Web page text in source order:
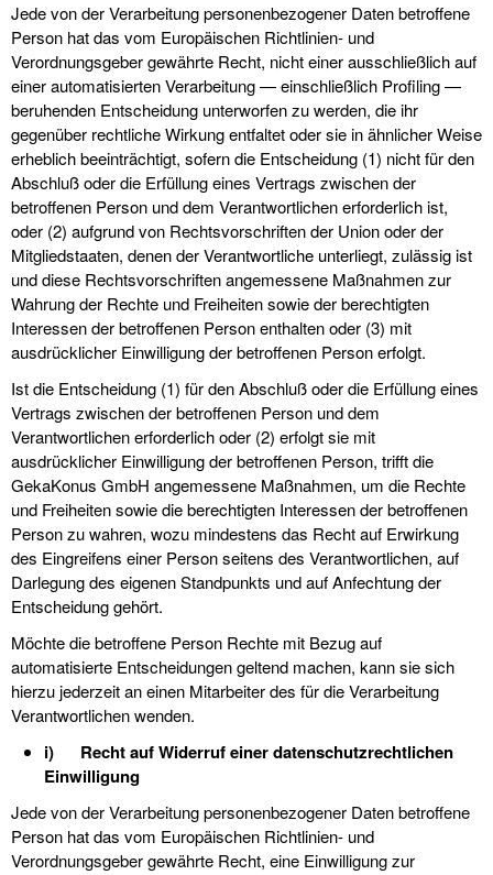
Jede von der Verarbeitung personenbezogener Daten betroffene
Person hat das vom Europäischen Richtlinien- und
Verordnungsgeber gewährte Recht, nicht einer ausschließlich auf
einer automatisierten Verarbeitung — einschließlich Profiling —
beruhenden Entscheidung unterworfen zu werden, die ihr
gegenüber rechtliche Wirkung entfaltet oder sie in ähnlicher Weise
erheblich beeinträchtigt, sofern die Entscheidung (1) nicht für den
Abschluß oder die Erfüllung eines Vertrags zwischen der
betroffenen Person und dem Verantwortlichen erforderlich ist,
oder (2) aufgrund von Rechtsvorschriften der Union oder der
Mitgliedstaaten, denen der Verantwortliche unterliegt, zulässig ist
und diese Rechtsvorschriften angemessene Maßnahmen zur
Wahrung der Rechte und Freiheiten sowie der berechtigten
Interessen der betroffenen Person enthalten oder (3) mit
ausdrücklicher Einwilligung der betroffenen Person erfolgt.
Ist die Entscheidung (1) für den Abschluß oder die Erfüllung eines
Vertrags zwischen der betroffenen Person und dem
Verantwortlichen erforderlich oder (2) erfolgt sie mit
ausdrücklicher Einwilligung der betroffenen Person, trifft die
GekaKonus GmbH angemessene Maßnahmen, um die Rechte
und Freiheiten sowie die berechtigten Interessen der betroffenen
Person zu wahren, wozu mindestens das Recht auf Erwirkung
des Eingreifens einer Person seitens des Verantwortlichen, auf
Darlegung des eigenen Standpunkts und auf Anfechtung der
Entscheidung gehört.
Möchte die betroffene Person Rechte mit Bezug auf
automatisierte Entscheidungen geltend machen, kann sie sich
hierzu jederzeit an einen Mitarbeiter des für die Verarbeitung
Verantwortlichen wenden.
i) Recht auf Widerruf einer datenschutzrechtlichen
Einwilligung
Jede von der Verarbeitung personenbezogener Daten betroffene
Person hat das vom Europäischen Richtlinien- und
Verordnungsgeber gewährte Recht, eine Einwilligung zur